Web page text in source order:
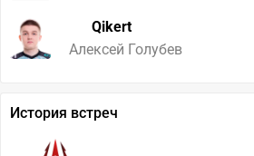
Qikert
Алексей Голубев
История встреч